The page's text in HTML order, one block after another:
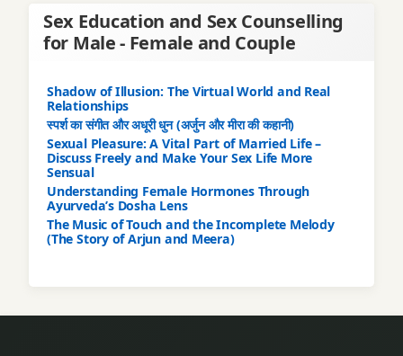
Sex Education and Sex Counselling
for Male - Female and Couple
Shadow of Illusion: The Virtual World and Real
Relationships
स्पर्श का संगीत और अधूरी धुन (अर्जुन और मीरा की कहानी)
Sexual Pleasure: A Vital Part of Married Life –
Discuss Freely and Make Your Sex Life More
Sensual
Understanding Female Hormones Through
Ayurveda’s Dosha Lens
The Music of Touch and the Incomplete Melody
(The Story of Arjun and Meera)